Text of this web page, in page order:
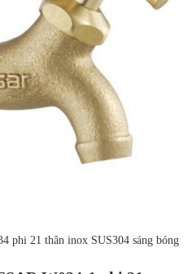
phi 21 thân inox SUS304 sáng bóng